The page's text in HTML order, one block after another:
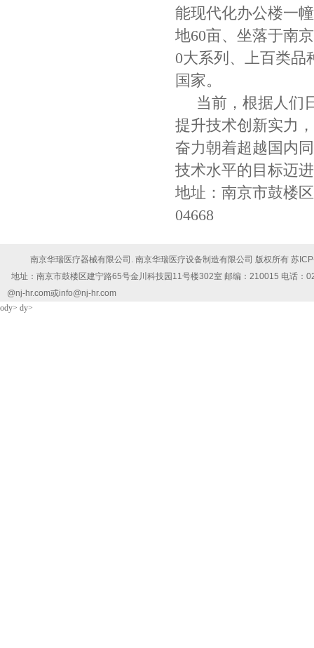
能现代化办公楼一
地60亩、坐落于南
0大系列、上百类品
国家。
当前，根据人们
提升技术创新实力
奋力朝着超越国内
技术水平的目标迈
地址：南京市鼓楼
04668
南京华瑞医疗器械有限公司. 南京华瑞医疗设备制造有限公司 版权所有 苏
地址：南京市鼓楼区建宁路65号金川科技园11号楼302室 邮编：210015 电话
@nj-hr.com或info@nj-hr.com
ody> dy>